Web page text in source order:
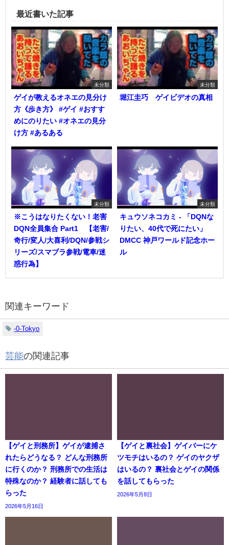
最近書いた記事
未分類
ゲイが教えるオネエの見分け
方《歩き方》 #ゲイ #おすす
めにのりたい #オネエの見分
け方 #あるある
未分類
堀江圭巧 ゲイビデオの真相
未分類
※こうはなりたくない！老害
DQN全員集合 Part1 【老害/
奇行/変人/大喜利/DQN/参戦シ
リーズ/スマブラ参戦/電車/迷
惑行為】
未分類
キュウソネコカミ - 「DQNな
りたい、40代で死にたい」
DMCC 神戸ワールド記念ホー
ル
関連キーワード
-0-Tokyo
芸能の関連記事
【ゲイと刑務所】ゲイが逮捕さ
れたらどうなる？ どんな刑務所
に行くのか？ 刑務所での生活は
特殊なのか？ 経験者に話しても
らった
2026年5月16日
【ゲイと裏社会】ゲイバーにケ
ツモチはいるの？ ゲイのヤクザ
はいるの？ 裏社会とゲイの関係
を話してもらった
2026年5月8日